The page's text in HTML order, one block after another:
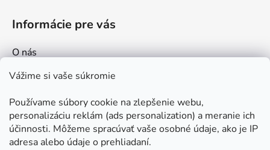
Vážime si vaše súkromie
Používame súbory cookie na zlepšenie webu,
personalizáciu reklám (ads personalization) a meranie ich
účinnosti. Môžeme spracúvať vaše osobné údaje, ako je IP
adresa alebo údaje o prehliadaní.
Informácie pre vás
O nás
Kontakt
Ako nakupovať
Obchodné podmienky
Ochrana osobných údajov